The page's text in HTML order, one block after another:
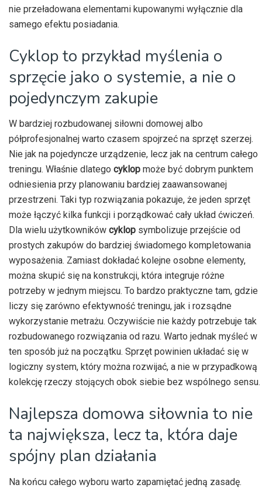
nie przeładowana elementami kupowanymi wyłącznie dla
samego efektu posiadania.
Cyklop to przykład myślenia o
sprzęcie jako o systemie, a nie o
pojedynczym zakupie
W bardziej rozbudowanej siłowni domowej albo
półprofesjonalnej warto czasem spojrzeć na sprzęt szerzej.
Nie jak na pojedyncze urządzenie, lecz jak na centrum całego
treningu. Właśnie dlatego cyklop może być dobrym punktem
odniesienia przy planowaniu bardziej zaawansowanej
przestrzeni. Taki typ rozwiązania pokazuje, że jeden sprzęt
może łączyć kilka funkcji i porządkować cały układ ćwiczeń.
Dla wielu użytkowników cyklop symbolizuje przejście od
prostych zakupów do bardziej świadomego kompletowania
wyposażenia. Zamiast dokładać kolejne osobne elementy,
można skupić się na konstrukcji, która integruje różne
potrzeby w jednym miejscu. To bardzo praktyczne tam, gdzie
liczy się zarówno efektywność treningu, jak i rozsądne
wykorzystanie metrażu. Oczywiście nie każdy potrzebuje tak
rozbudowanego rozwiązania od razu. Warto jednak myśleć w
ten sposób już na początku. Sprzęt powinien układać się w
logiczny system, który można rozwijać, a nie w przypadkową
kolekcję rzeczy stojących obok siebie bez wspólnego sensu.
Najlepsza domowa siłownia to nie
ta największa, lecz ta, która daje
spójny plan działania
Na końcu całego wyboru warto zapamiętać jedną zasadę.